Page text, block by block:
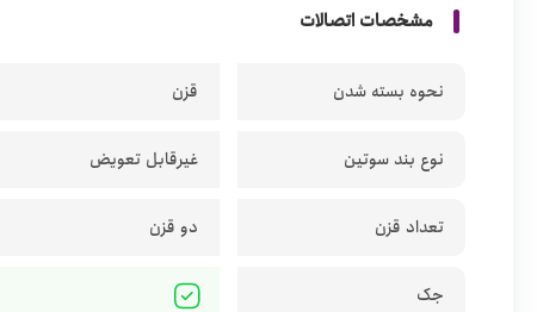
مشخصات اتصالات
نحوه بسته شدن قزن
نوع بند سوتین غیرقابل تعویض
تعداد قزن دو قزن
جک